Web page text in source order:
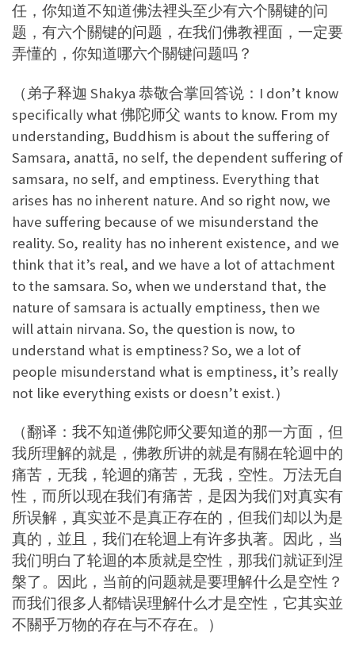
任，你知道不知道佛法裡头至少有六个關键的问
题，有六个關键的问题，在我们佛教裡面，一定要
弄懂的，你知道哪六个關键问题吗？
（弟子释迦 Shakya 恭敬合掌回答说：I don’t know
specifically what 佛陀师父 wants to know. From my
understanding, Buddhism is about the suffering of
Samsara, anattā, no self, the dependent suffering of
samsara, no self, and emptiness. Everything that
arises has no inherent nature. And so right now, we
have suffering because of we misunderstand the
reality. So, reality has no inherent existence, and we
think that it’s real, and we have a lot of attachment
to the samsara. So, when we understand that, the
nature of samsara is actually emptiness, then we
will attain nirvana. So, the question is now, to
understand what is emptiness? So, we a lot of
people misunderstand what is emptiness, it’s really
not like everything exists or doesn’t exist.）
（翻译：我不知道佛陀师父要知道的那一方面，但
我所理解的就是，佛教所讲的就是有關在轮迴中的
痛苦，无我，轮迴的痛苦，无我，空性。万法无自
性，而所以现在我们有痛苦，是因为我们对真实有
所误解，真实並不是真正存在的，但我们却以为是
真的，並且，我们在轮迴上有许多执著。因此，当
我们明白了轮迴的本质就是空性，那我们就证到涅
槃了。因此，当前的问题就是要理解什么是空性？
而我们很多人都错误理解什么才是空性，它其实並
不關乎万物的存在与不存在。）